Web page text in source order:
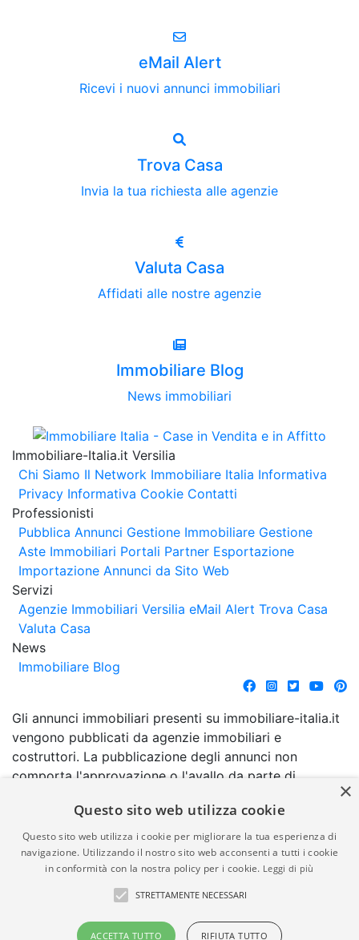
eMail Alert
Ricevi i nuovi annunci immobiliari
Trova Casa
Invia la tua richiesta alle agenzie
Valuta Casa
Affidati alle nostre agenzie
Immobiliare Blog
News immobiliari
Immobiliare-Italia.it Versilia
Chi Siamo Il Network Immobiliare Italia Informativa
Privacy Informativa Cookie Contatti
Professionisti
Pubblica Annunci Gestione Immobiliare Gestione
Aste Immobiliari Portali Partner Esportazione
Importazione Annunci da Sito Web
Servizi
Agenzie Immobiliari Versilia eMail Alert Trova Casa
Valuta Casa
News
Immobiliare Blog
Gli annunci immobiliari presenti su immobiliare-italia.it
vengono pubblicati da agenzie immobiliari e
costruttori. La pubblicazione degli annunci non
comporta l'approvazione o l'avallo da parte di
garanzia da parte di quest'ultima. immobiliare-italia.it
quindi non è responsabile della veridicità, della
correttezza, della completezza, della normativa in
materia di privacy e/o di alcun altro aspetto dei
suddetti annunci.
© Copyright 2007 - 2026
Powered by
×
Questo sito web utilizza cookie
Questo sito web utilizza i cookie per migliorare la tua esperienza di
navigazione. Utilizzando il nostro sito web acconsenti a tutti i cookie
in conformità con la nostra policy per i cookie. Leggi di più
STRETTAMENTE NECESSARI
ACCETTA TUTTO RIFIUTA TUTTO